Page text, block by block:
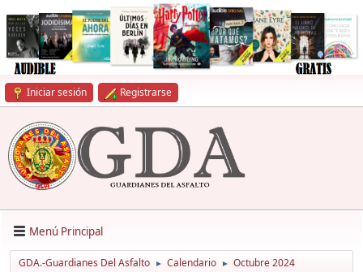
Iniciar sesión Registrarse
Menú Principal
GDA.-Guardianes Del Asfalto ► Calendario ► Octubre 2024